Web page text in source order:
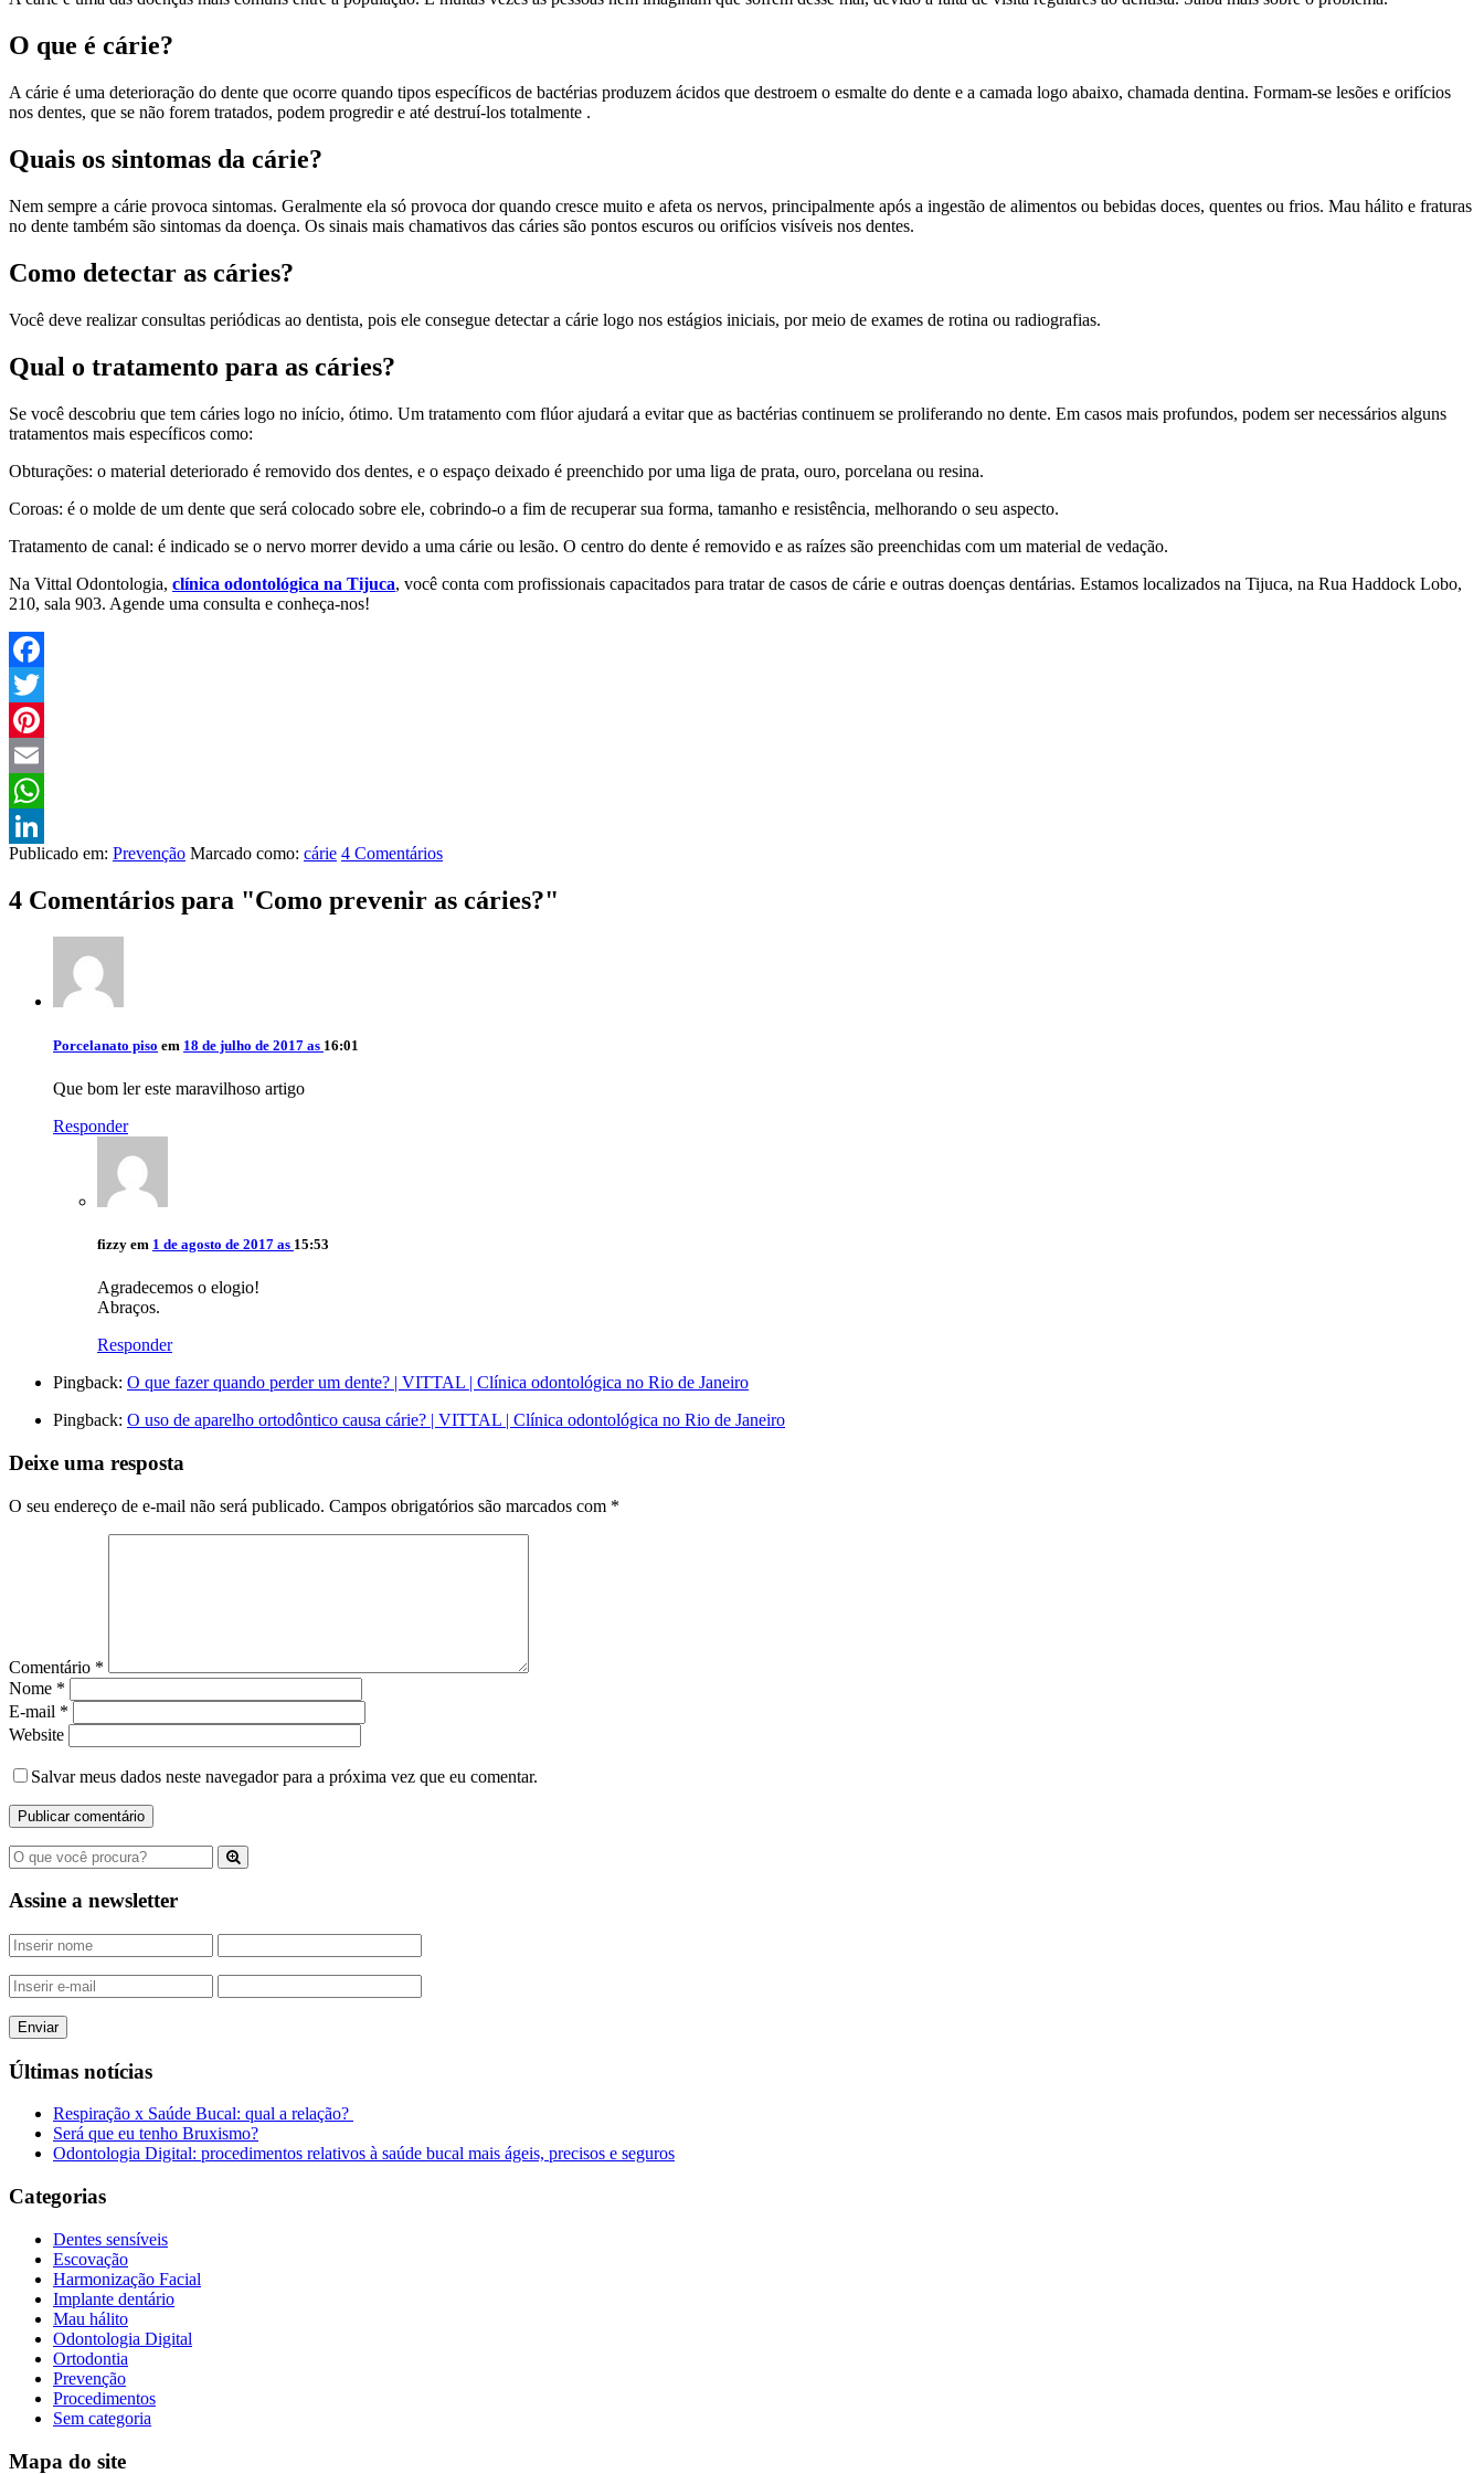
O que é cárie?
A cárie é uma deterioração do dente que ocorre quando tipos específicos de bactérias produzem ácidos que destroem o esmalte do dente e a camada logo abaixo, chamada dentina. Formam-se lesões e orifícios
nos dentes, que se não forem tratados, podem progredir e até destruí-los totalmente .
Quais os sintomas da cárie?
Nem sempre a cárie provoca sintomas. Geralmente ela só provoca dor quando cresce muito e afeta os nervos, principalmente após a ingestão de alimentos ou bebidas doces, quentes ou frios. Mau hálito e fraturas
no dente também são sintomas da doença. Os sinais mais chamativos das cáries são pontos escuros ou orifícios visíveis nos dentes.
Como detectar as cáries?
Você deve realizar consultas periódicas ao dentista, pois ele consegue detectar a cárie logo nos estágios iniciais, por meio de exames de rotina ou radiografias.
Qual o tratamento para as cáries?
Se você descobriu que tem cáries logo no início, ótimo. Um tratamento com flúor ajudará a evitar que as bactérias continuem se proliferando no dente. Em casos mais profundos, podem ser necessários alguns
tratamentos mais específicos como:
Obturações: o material deteriorado é removido dos dentes, e o espaço deixado é preenchido por uma liga de prata, ouro, porcelana ou resina.
Coroas: é o molde de um dente que será colocado sobre ele, cobrindo-o a fim de recuperar sua forma, tamanho e resistência, melhorando o seu aspecto.
Tratamento de canal: é indicado se o nervo morrer devido a uma cárie ou lesão. O centro do dente é removido e as raízes são preenchidas com um material de vedação.
Na Vittal Odontologia, clínica odontológica na Tijuca, você conta com profissionais capacitados para tratar de casos de cárie e outras doenças dentárias. Estamos localizados na Tijuca, na Rua Haddock Lobo,
210, sala 903. Agende uma consulta e conheça-nos!
Facebook
Twitter
Pinterest
Email
WhatsApp
LinkedIn
Publicado em: Prevenção Marcado como: cárie 4 Comentários
4 Comentários para "Como prevenir as cáries?"
Porcelanato piso em 18 de julho de 2017 as 16:01
Que bom ler este maravilhoso artigo
Responder
fizzy em 1 de agosto de 2017 as 15:53
Agradecemos o elogio!
Abraços.
Responder
Pingback: O que fazer quando perder um dente? | VITTAL | Clínica odontológica no Rio de Janeiro
Pingback: O uso de aparelho ortodôntico causa cárie? | VITTAL | Clínica odontológica no Rio de Janeiro
Deixe uma resposta
O seu endereço de e-mail não será publicado. Campos obrigatórios são marcados com *
Comentário *
Nome *
E-mail *
Website
Salvar meus dados neste navegador para a próxima vez que eu comentar.
Assine a newsletter
Últimas notícias
Respiração x Saúde Bucal: qual a relação?
Será que eu tenho Bruxismo?
Odontologia Digital: procedimentos relativos à saúde bucal mais ágeis, precisos e seguros
Categorias
Dentes sensíveis
Escovação
Harmonização Facial
Implante dentário
Mau hálito
Odontologia Digital
Ortodontia
Prevenção
Procedimentos
Sem categoria
Mapa do site